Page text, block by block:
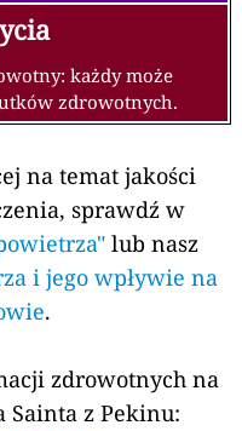
każdy może
zdrowotnych.
na temat jakości
sprawdź w
lub nasz
i jego wpływie na
.
zdrowotnych na
Sainta z Pekinu: